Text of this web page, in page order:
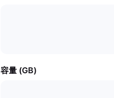
容量 (GB)